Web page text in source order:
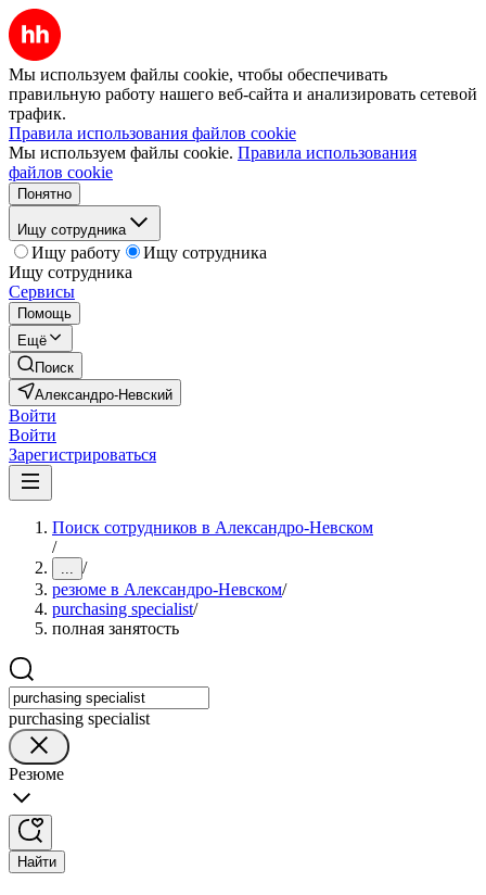
Мы используем файлы cookie, чтобы обеспечивать
правильную работу нашего веб-сайта и анализировать сетевой
трафик.
Правила использования файлов cookie
Мы используем файлы cookie. Правила использования
файлов cookie
Понятно
Ищу сотрудника
Ищу работу
Ищу сотрудника
Ищу сотрудника
Сервисы
Помощь
Ещё
Поиск
Александро-Невский
Войти
Войти
Зарегистрироваться
Поиск сотрудников в Александро-Невском
/
... /
резюме в Александро-Невском/
purchasing specialist/
полная занятость
purchasing specialist
Резюме
Найти